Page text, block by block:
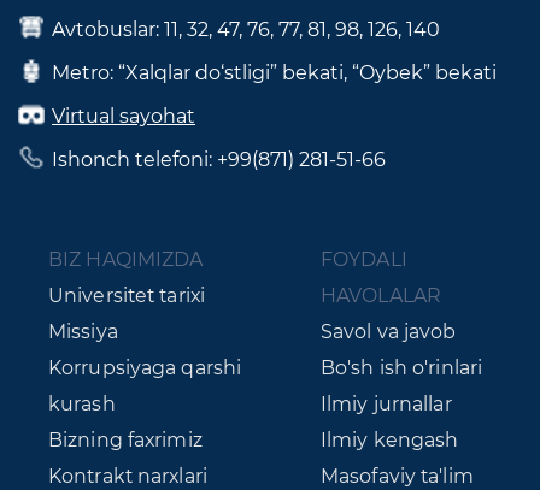
Avtobuslar: 11, 32, 47, 76, 77, 81, 98, 126, 140
Metro: “Xalqlar do‘stligi” bekati, “Oybek” bekati
Virtual sayohat
Ishonch telefoni: +99(871) 281-51-66
BIZ HAQIMIZDA
Universitet tarixi
Missiya
Korrupsiyaga qarshi
kurash
Bizning faxrimiz
Kontrakt narxlari
FOYDALI
HAVOLALAR
Savol va javob
Bo'sh ish o'rinlari
Ilmiy jurnallar
Ilmiy kengash
Masofaviy ta'lim